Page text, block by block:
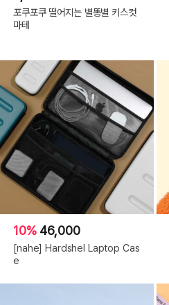
포쿠포쿠 떨어지는 별똥별 키스컷
마테
10% 46,000
[nahe] Hardshel Laptop Cas
e